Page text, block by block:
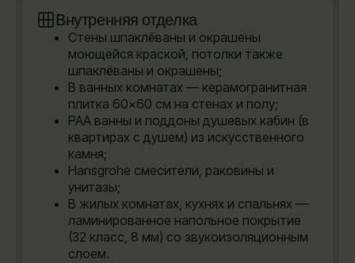
Внутренняя отделка
Стены шпаклёваны и окрашены
моющейся краской, потолки также
шпаклёваны и окрашены;
В ванных комнатах — керамогранитная
плитка 60×60 см на стенах и полу;
PAA ванны и поддоны душевых кабин (в
квартирах с душем) из искусственного
камня;
Hansgrohe cмесители, раковины и
унитазы;
В жилых комнатах, кухнях и спальнях —
ламинированное напольное покрытие
(32 класс, 8 мм) со звукоизоляционным
слоем.